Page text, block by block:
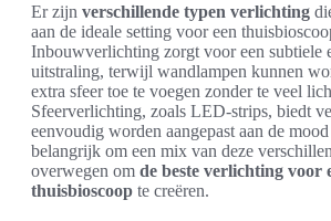
Er zijn verschillende typen verlichting
aan de ideale setting voor een
Inbouwverlichting zorgt voor een subtiele
uitstraling, terwijl wandlampen kunnen
extra sfeer toe te voegen zonder te veel
Sfeerverlichting, zoals LED-strips, biedt
eenvoudig worden aangepast aan de
belangrijk om een mix van deze
overwegen om de beste verlichting voor
thuisbioscoop te creëren.